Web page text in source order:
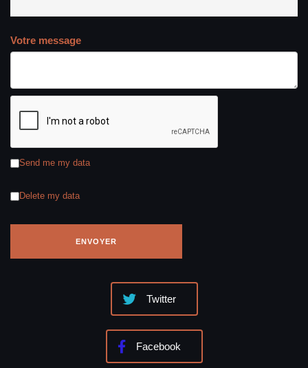
Votre message
Send me my data
Delete my data
Twitter
Facebook